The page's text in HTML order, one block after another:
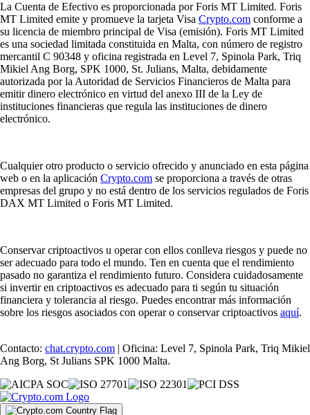
La Cuenta de Efectivo es proporcionada por Foris MT Limited. Foris
MT Limited emite y promueve la tarjeta Visa Crypto.com conforme a
su licencia de miembro principal de Visa (emisión). Foris MT Limited
es una sociedad limitada constituida en Malta, con número de registro
mercantil C 90348 y oficina registrada en Level 7, Spinola Park, Triq
Mikiel Ang Borg, SPK 1000, St. Julians, Malta, debidamente
autorizada por la Autoridad de Servicios Financieros de Malta para
emitir dinero electrónico en virtud del anexo III de la Ley de
instituciones financieras que regula las instituciones de dinero
electrónico.
Cualquier otro producto o servicio ofrecido y anunciado en esta página
web o en la aplicación Crypto.com se proporciona a través de otras
empresas del grupo y no está dentro de los servicios regulados de Foris
DAX MT Limited o Foris MT Limited.
Conservar criptoactivos u operar con ellos conlleva riesgos y puede no
ser adecuado para todo el mundo. Ten en cuenta que el rendimiento
pasado no garantiza el rendimiento futuro. Considera cuidadosamente
si invertir en criptoactivos es adecuado para ti según tu situación
financiera y tolerancia al riesgo. Puedes encontrar más información
sobre los riesgos asociados con operar o conservar criptoactivos aquí.
Contacto: chat.crypto.com | Oficina: Level 7, Spinola Park, Triq Mikiel
Ang Borg, St Julians SPK 1000 Malta.